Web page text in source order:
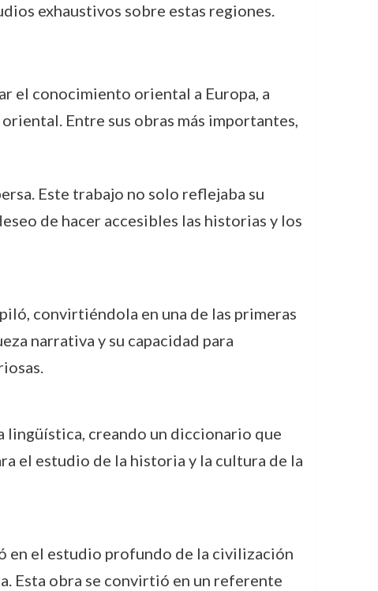
exhaustivos sobre estas regiones.
el conocimiento oriental a Europa, a
Entre sus obras más importantes,
Este trabajo no solo reflejaba su
de hacer accesibles las historias y los
convirtiéndola en una de las primeras
narrativa y su capacidad para
lingüística, creando un diccionario que
el estudio de la historia y la cultura de la
en el estudio profundo de la civilización
Esta obra se convirtió en un referente